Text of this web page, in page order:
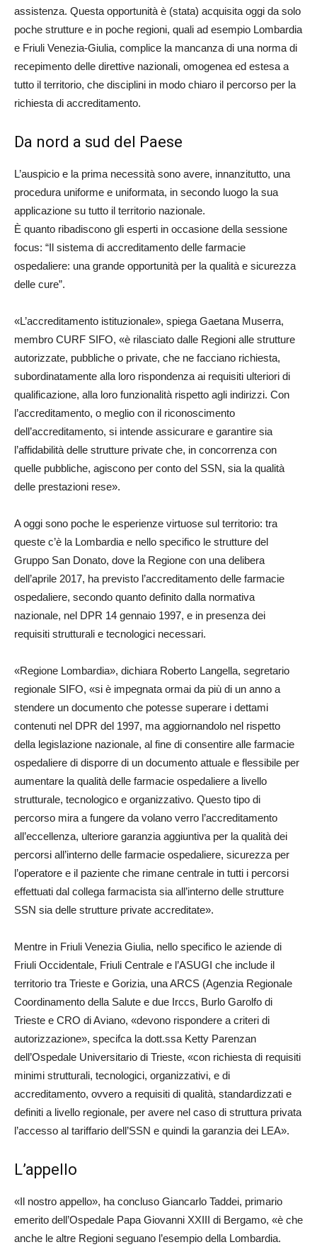
assistenza. Questa opportunità è (stata) acquisita oggi da solo
poche strutture e in poche regioni, quali ad esempio Lombardia
e Friuli Venezia-Giulia, complice la mancanza di una norma di
recepimento delle direttive nazionali, omogenea ed estesa a
tutto il territorio, che disciplini in modo chiaro il percorso per la
richiesta di accreditamento.
Da nord a sud del Paese
L’auspicio e la prima necessità sono avere, innanzitutto, una
procedura uniforme e uniformata, in secondo luogo la sua
applicazione su tutto il territorio nazionale.
È quanto ribadiscono gli esperti in occasione della sessione
focus: “Il sistema di accreditamento delle farmacie
ospedaliere: una grande opportunità per la qualità e sicurezza
delle cure”.
«L’accreditamento istituzionale», spiega Gaetana Muserra,
membro CURF SIFO, «è rilasciato dalle Regioni alle strutture
autorizzate, pubbliche o private, che ne facciano richiesta,
subordinatamente alla loro rispondenza ai requisiti ulteriori di
qualificazione, alla loro funzionalità rispetto agli indirizzi. Con
l’accreditamento, o meglio con il riconoscimento
dell’accreditamento, si intende assicurare e garantire sia
l’affidabilità delle strutture private che, in concorrenza con
quelle pubbliche, agiscono per conto del SSN, sia la qualità
delle prestazioni rese».
A oggi sono poche le esperienze virtuose sul territorio: tra
queste c’è la Lombardia e nello specifico le strutture del
Gruppo San Donato, dove la Regione con una delibera
dell’aprile 2017, ha previsto l’accreditamento delle farmacie
ospedaliere, secondo quanto definito dalla normativa
nazionale, nel DPR 14 gennaio 1997, e in presenza dei
requisiti strutturali e tecnologici necessari.
«Regione Lombardia», dichiara Roberto Langella, segretario
regionale SIFO, «si è impegnata ormai da più di un anno a
stendere un documento che potesse superare i dettami
contenuti nel DPR del 1997, ma aggiornandolo nel rispetto
della legislazione nazionale, al fine di consentire alle farmacie
ospedaliere di disporre di un documento attuale e flessibile per
aumentare la qualità delle farmacie ospedaliere a livello
strutturale, tecnologico e organizzativo. Questo tipo di
percorso mira a fungere da volano verro l’accreditamento
all’eccellenza, ulteriore garanzia aggiuntiva per la qualità dei
percorsi all’interno delle farmacie ospedaliere, sicurezza per
l’operatore e il paziente che rimane centrale in tutti i percorsi
effettuati dal collega farmacista sia all’interno delle strutture
SSN sia delle strutture private accreditate».
Mentre in Friuli Venezia Giulia, nello specifico le aziende di
Friuli Occidentale, Friuli Centrale e l’ASUGI che include il
territorio tra Trieste e Gorizia, una ARCS (Agenzia Regionale
Coordinamento della Salute e due Irccs, Burlo Garolfo di
Trieste e CRO di Aviano, «devono rispondere a criteri di
autorizzazione», specifca la dott.ssa Ketty Parenzan
dell’Ospedale Universitario di Trieste, «con richiesta di requisiti
minimi strutturali, tecnologici, organizzativi, e di
accreditamento, ovvero a requisiti di qualità, standardizzati e
definiti a livello regionale, per avere nel caso di struttura privata
l’accesso al tariffario dell’SSN e quindi la garanzia dei LEA».
L’appello
«Il nostro appello», ha concluso Giancarlo Taddei, primario
emerito dell’Ospedale Papa Giovanni XXIII di Bergamo, «è che
anche le altre Regioni seguano l’esempio della Lombardia.